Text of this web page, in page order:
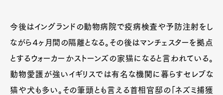
今後はイングランドの動物病院で疫病検査や予防注射をし
ながら４ヶ月間の隔離となる。その後はマンチェスターを拠点
とするウォーカーかストーンズの家猫になると言われている。
動物愛護が強いイギリスでは有名な機関に暮らすセレブな
猫や犬も多い。その筆頭とも言える首相官邸の「ネズミ捕獲